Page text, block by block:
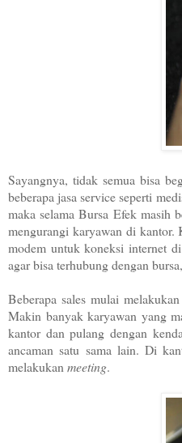
Sayangnya, tidak semua bisa
beberapa jasa service seperti
maka selama Bursa Efek masih
mengurangi karyawan di kantor.
modem untuk koneksi internet
agar bisa terhubung dengan
Beberapa sales mulai
Makin banyak karyawan yang
kantor dan pulang dengan
ancaman satu sama lain. Di
melakukan meeting.